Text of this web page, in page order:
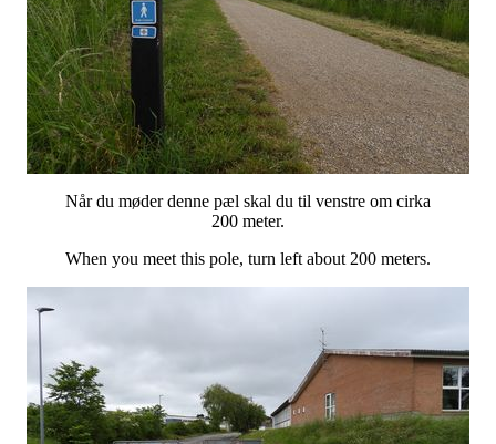
Når du møder denne pæl skal du til venstre om cirka
200 meter.
When you meet this pole, turn left about 200 meters.